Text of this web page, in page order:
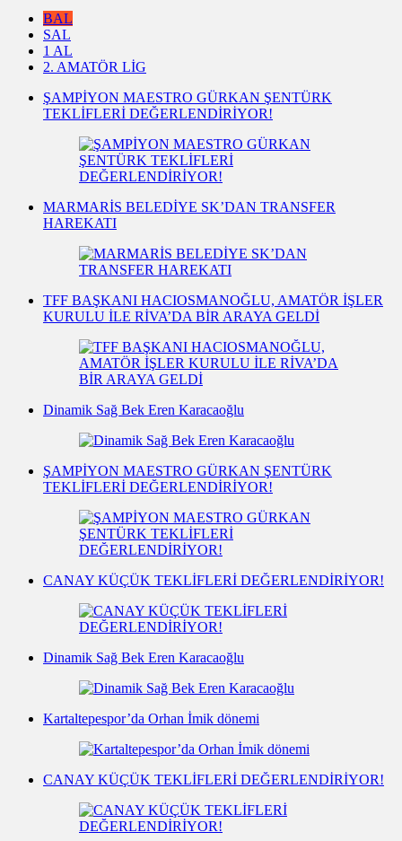
BAL
SAL
1 AL
2. AMATÖR LIG
ŞAMPİYON MAESTRO GÜRKAN ŞENTÜRK
TEKLİFLERİ DEĞERLENDİRİYOR!
MARMARİS BELEDİYE SK’DAN TRANSFER
HAREKATI
TFF BAŞKANI HACIOSMANOĞLU, AMATÖR İŞLER
KURULU İLE RİVA’DA BİR ARAYA GELDİ
Dinamik Sağ Bek Eren Karacaoğlu
ŞAMPİYON MAESTRO GÜRKAN ŞENTÜRK
TEKLİFLERİ DEĞERLENDİRİYOR!
CANAY KÜÇÜK TEKLİFLERİ DEĞERLENDİRİYOR!
Dinamik Sağ Bek Eren Karacaoğlu
Kartaltepespor’da Orhan İmik dönemi
CANAY KÜÇÜK TEKLİFLERİ DEĞERLENDİRİYOR!